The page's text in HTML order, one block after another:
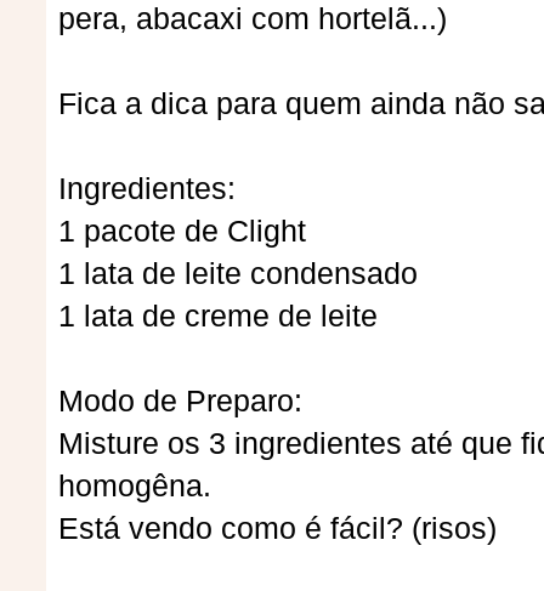
pera, abacaxi com hortelã...)
Fica a dica para quem ainda não
Ingredientes:
1 pacote de Clight
1 lata de leite condensado
1 lata de creme de leite
Modo de Preparo:
Misture os 3 ingredientes até que
homogêna.
Está vendo como é fácil? (risos)